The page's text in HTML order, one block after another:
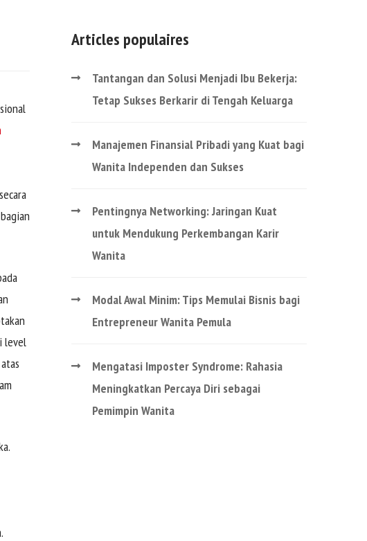
level
Articles populaires
Tantangan dan Solusi Menjadi Ibu Bekerja:
Tetap Sukses Berkarir di Tengah Keluarga
Manajemen Finansial Pribadi yang Kuat bagi
Wanita Independen dan Sukses
Pentingnya Networking: Jaringan Kuat
untuk Mendukung Perkembangan Karir
Wanita
Modal Awal Minim: Tips Memulai Bisnis bagi
Entrepreneur Wanita Pemula
Mengatasi Imposter Syndrome: Rahasia
Meningkatkan Percaya Diri sebagai
Pemimpin Wanita